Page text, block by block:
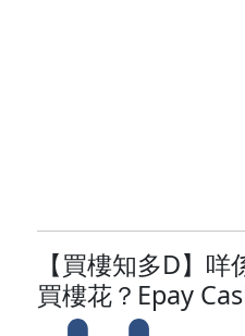
【買樓知多D】
買樓花？Epay